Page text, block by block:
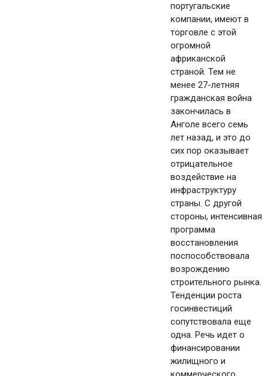
португальские
компании, имеют в
торговле с этой
огромной
африканской
страной. Тем не
менее 27-летняя
гражданская война
закончилась в
Анголе всего семь
лет назад, и это до
сих пор оказывает
отрицательное
воздействие на
инфраструктуру
страны. С другой
стороны, интенсивная
программа
восстановления
поспособствовала
возрождению
строительного рынка.
Тенденции роста
госинвестиций
сопутствовала еще
одна. Речь идет о
финансировании
жилищного и